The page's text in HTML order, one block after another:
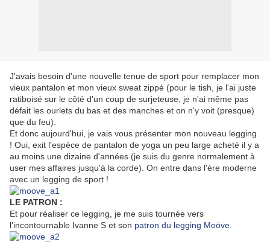
J'avais besoin d'une nouvelle tenue de sport pour remplacer mon
vieux pantalon et mon vieux sweat zippé (pour le tish, je l'ai juste
ratiboisé sur le côté d'un coup de surjeteuse, je n'ai même pas
défait les ourlets du bas et des manches et on n'y voit (presque)
que du feu).
Et donc aujourd'hui, je vais vous présenter mon nouveau legging
! Oui, exit l'espèce de pantalon de yoga un peu large acheté il y a
au moins une dizaine d'années (je suis du genre normalement à
user mes affaires jusqu'à la corde). On entre dans l'ère moderne
avec un legging de sport !
LE PATRON :
Et pour réaliser ce legging, je me suis tournée vers
l'incontournable Ivanne S et son patron du legging Moöve